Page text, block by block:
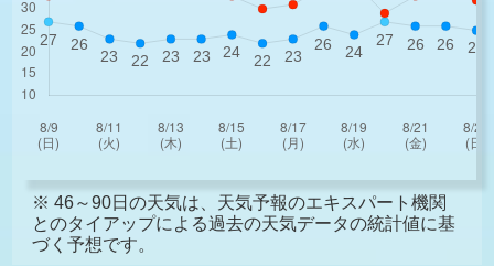
※ 46～90日の天気は、天気予報のエキスパート機関
とのタイアップによる過去の天気データの統計値に基
づく予想です。